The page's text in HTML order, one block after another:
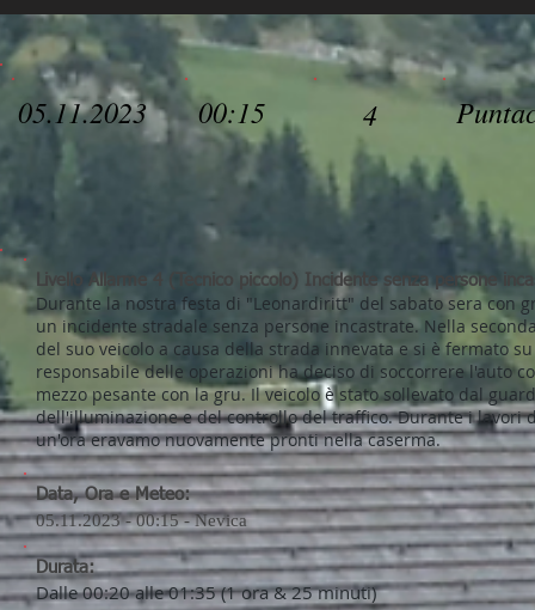
05.11.2023 00:15 4
Livello Allarme 4 (Tecnico piccolo) Incidente senza persone
Durante la nostra festa di "Leonardiritt" del sabato sera con
un incidente stradale senza persone incastrate. Nella
del suo veicolo a causa della strada innevata e si è fermato
responsabile delle operazioni ha deciso di soccorrere l'auto
mezzo pesante con la gru. Il veicolo è stato sollevato dal
dell'illuminazione e del controllo del traffico. Durante i lavori
un'ora eravamo nuovamente pronti nella caserma.
Data, Ora e Meteo:
05.11.2023 - 00:15 - Nevica
Durata:
Dalle 00:20 alle 01:35 (1 ora & 25 minuti)